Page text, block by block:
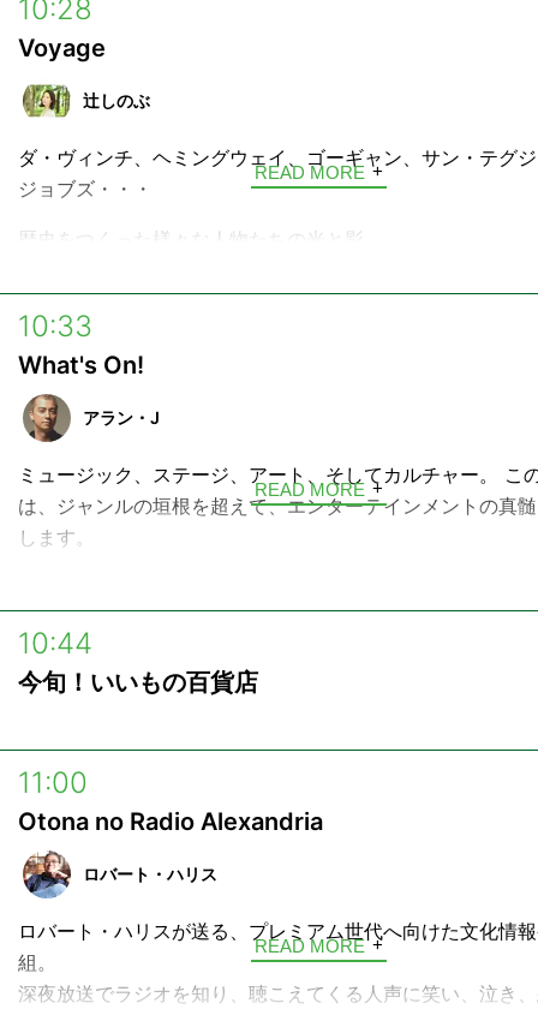
土曜日 10:55 / 13:55 / 17:40
日曜日 10:55 / 15:55
構成：飯村聖美
だから、ちょっとの雨は我慢しなくちゃ。
雲の向こうはいつも青空。
うつむいていたら、虹を見ることはできないから。
生活の中で、ふと気分が晴れ渡るような音楽との出会いを
たらと思っています。
interfm開局当時の90年代のヒットポップスを中心に、時代
10:28
Voyage
辻しのぶ
ダ・ヴィンチ、ヘミングウェイ、ゴーギャン、サン・テグ
ジョブズ・・・
歴史をつくった様々な人物たちの光と影。
そして今なお色あせない、その生きざまを言葉で旅する4分
「Voyage」。
少し乾きかけたあなたの心に、好奇心という名の水分補給
なたへinterfmから言葉の贈り物です。
---
■放送時間
月曜日～木曜日 17:27 / 18:27
土曜日 10:55 / 13:55 / 17:40
日曜日 10:55 / 15:55
READ MORE
10:33
What's On!
アラン・J
ミュージック、ステージ、アート、そしてカルチャー。 こ
は、ジャンルの垣根を超えて、エンターテインメントの真
します。
な体験」。 忙しい毎日の合間に、わずか10分で新しいワク
会えるひとときを。 さあ、ここから新しいエンタメの旅へ
みませんか？
＜番組DJからのメッセージ＞
「アラン・Jです。音楽や舞台、アートなどのエンターテイ
が大好きで、気になるものがあれば実際に足を運んで体験
いや発見をリスナーの皆さんと共有していきたいと思って
の10分が、皆さんの次の“観に行きたい”につながれば嬉しい
す。“Keep on Lovin”」
READ MORE
10:44
今旬！いいもの百貨店
11:00
Otona no Radio Alexandria
ロバート・ハリス
ロバート・ハリスが送る、プレミアム世代へ向けた文化情
組。
深夜放送でラジオを知り、聴こえてくる人声に笑い、泣き
READ MORE